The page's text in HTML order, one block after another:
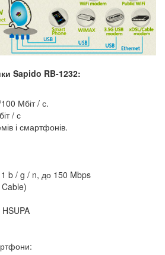
Sapido RB-1232:
Мбіт / с.
/ с
і смартфонів.
b / g / n, до 150 Mbps